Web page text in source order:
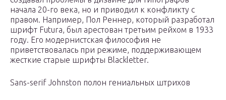
начала 20-го века, но и приводил к конфликту с
правом. Например, Пол Реннер, который разработал
шрифт Futura, был арестован третьим рейхом в 1933
году. Его модернистская философия не
приветствовалась при режиме, поддерживающем
жесткие старые шрифты Blackletter.
Sans-serif Johnston полон гениальных штрихов